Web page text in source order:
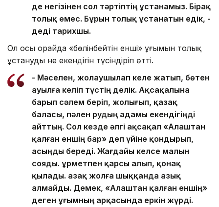
де негізінен сол тәртіптің ұстанамыз. Бірақ
толық емес. Бұрын толық ұстанатын едік, -
деді тарихшы.
Ол осы орайда «бөлінбейтін енші» ұғымын толық
ұстанудың не екендігін түсіндіріп өтті.
- Мәселен, жолаушылап келе жатып, бөтен
ауылға келіп түстің делік. Ақсақалына
барып сәлем беріп, жолығып, қазақ
баласы, пәлен рудың адамы екендігіңді
айттың. Сол кезде әлгі ақсақал «Алаштан
қалған еншің бар» деп үйіне қондырып,
асыңды береді. Жағдайы келсе малын
сояды. Құрметпен қарсы алып, қонақ
қылады. Қазақ жолға шыққанда азық
алмайды. Демек, «Алаштан қалған еншің»
деген ұғымның арқасында еркін жүрді.